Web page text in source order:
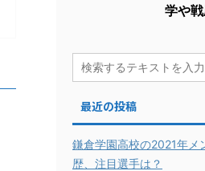
学や
最近の投稿
鎌倉学園高校の2021年メ
歴、注目選手は？